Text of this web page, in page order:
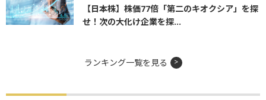
【日本株】株価77倍「第二のキオクシア」を探
せ！次の大化け企業を探...
ランキング一覧を見る